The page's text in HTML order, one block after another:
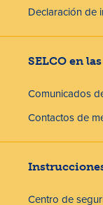
Declaración de
SELCO en
Comunicados
Contactos de
Centro de